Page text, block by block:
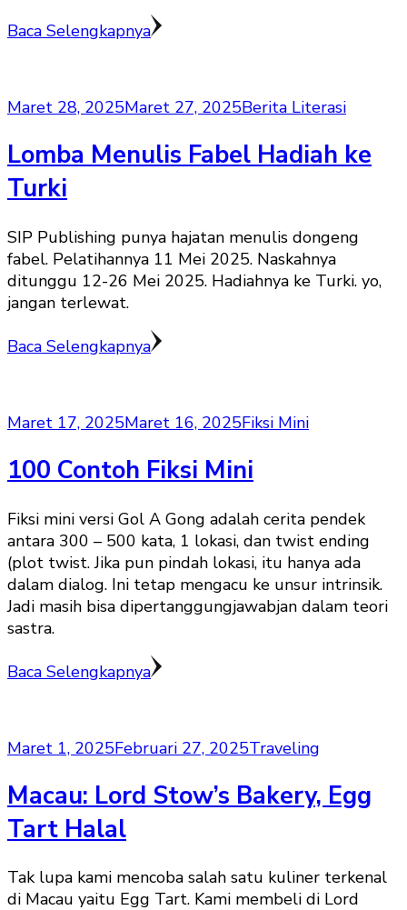
Baca Selengkapnya
Maret 28, 2025Maret 27, 2025Berita Literasi
Lomba Menulis Fabel Hadiah ke
Turki
SIP Publishing punya hajatan menulis dongeng
fabel. Pelatihannya 11 Mei 2025. Naskahnya
ditunggu 12-26 Mei 2025. Hadiahnya ke Turki. yo,
jangan terlewat.
Baca Selengkapnya
Maret 17, 2025Maret 16, 2025Fiksi Mini
100 Contoh Fiksi Mini
Fiksi mini versi Gol A Gong adalah cerita pendek
antara 300 – 500 kata, 1 lokasi, dan twist ending
(plot twist. Jika pun pindah lokasi, itu hanya ada
dalam dialog. Ini tetap mengacu ke unsur intrinsik.
Jadi masih bisa dipertanggungjawabjan dalam teori
sastra.
Baca Selengkapnya
Maret 1, 2025Februari 27, 2025Traveling
Macau: Lord Stow’s Bakery, Egg
Tart Halal
Tak lupa kami mencoba salah satu kuliner terkenal
di Macau yaitu Egg Tart. Kami membeli di Lord